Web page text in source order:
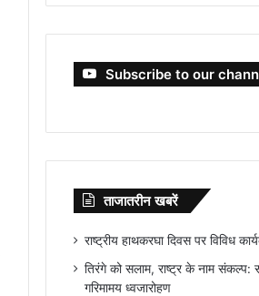
Subscribe to our
ताजातरीन खबरें
राष्ट्रीय हाथकरघा दिवस पर विविध
तिरंगे को सलाम, राष्ट्र के नाम संकल्प:
गरिमामय ध्वजारोहण